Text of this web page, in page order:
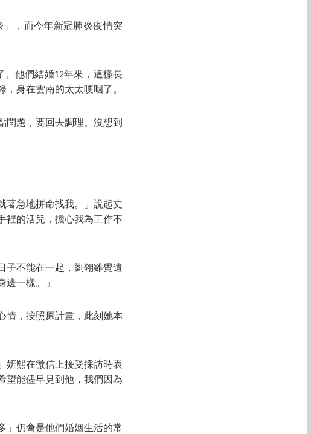
，而今年新冠肺炎疫情突
。他們結婚12年來，這樣長
身在雲南的太太哽咽了。
問題，要回去調理。沒想到
著急地拼命找我。」說起丈
裡的活兒，擔心我為工作不
子不能在一起，劉翎雖覺遺
一樣。」
情，按照原計畫，此刻她本
妍熙在微信上接受採訪時表
望能儘早見到他，我們因為
」仍會是他們婚姻生活的常